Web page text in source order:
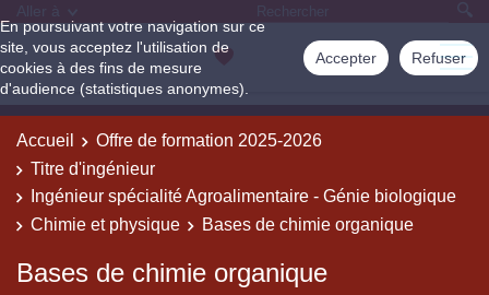
En poursuivant votre navigation sur ce
site, vous acceptez l'utilisation de
cookies à des fins de mesure
d'audience (statistiques anonymes).
Accepter Refuser
Accueil
Offre de formation 2025-2026
Titre d'ingénieur
Ingénieur spécialité Agroalimentaire - Génie biologique
Chimie et physique
Bases de chimie organique
Bases de chimie organique